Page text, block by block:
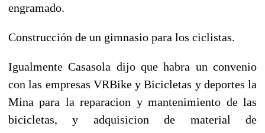
engramado.
Construcción de un gimnasio para los ciclistas.
Igualmente Casasola dijo que habra un convenio
con las empresas VRBike y Bicicletas y deportes la
Mina para la reparacion y mantenimiento de las
bicicletas, y adquisicion de material de